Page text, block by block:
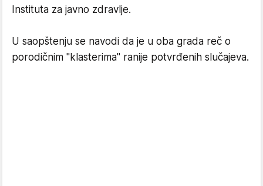
Instituta za javno zdravlje.
U saopštenju se navodi da je u oba grada reč o
porodičnim "klasterima" ranije potvrđenih slučajeva.